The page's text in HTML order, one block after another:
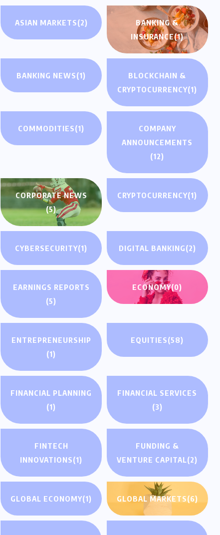
ASIAN MARKETS(2)
BANKING &
INSURANCE(1)
BANKING NEWS(1)
BLOCKCHAIN &
CRYPTOCURRENCY(1)
COMMODITIES(1)
COMPANY
ANNOUNCEMENTS
(12)
CORPORATE NEWS
(5)
CRYPTOCURRENCY(1)
CYBERSECURITY(1) DIGITAL BANKING(2)
EARNINGS REPORTS
(5)
ECONOMY(0)
ENTREPRENEURSHIP
(1)
EQUITIES(58)
FINANCIAL PLANNING
(1)
FINANCIAL SERVICES
(3)
FINTECH
INNOVATIONS(1)
FUNDING &
VENTURE CAPITAL(2)
GLOBAL ECONOMY(1) GLOBAL MARKETS(6)